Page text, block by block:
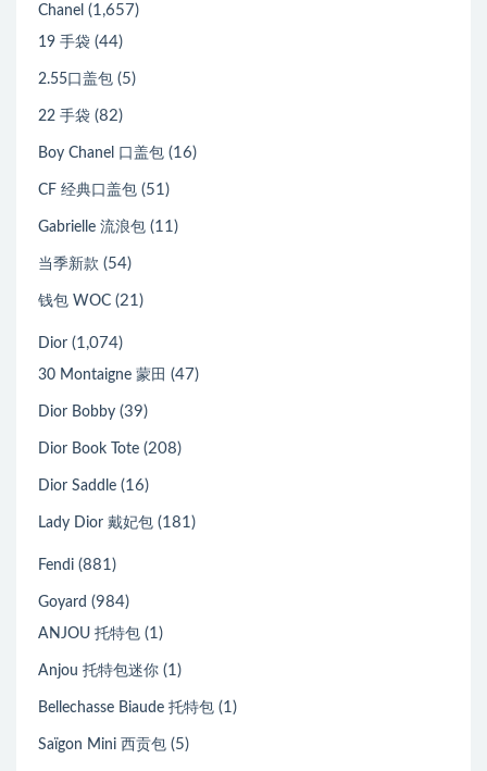
Chanel (1,657)
19 手袋 (44)
2.55口盖包 (5)
22 手袋 (82)
Boy Chanel 口盖包 (16)
CF 经典口盖包 (51)
Gabrielle 流浪包 (11)
当季新款 (54)
钱包 WOC (21)
Dior (1,074)
30 Montaigne 蒙田 (47)
Dior Bobby (39)
Dior Book Tote (208)
Dior Saddle (16)
Lady Dior 戴妃包 (181)
Fendi (881)
Goyard (984)
ANJOU 托特包 (1)
Anjou 托特包迷你 (1)
Bellechasse Biaude 托特包 (1)
Saïgon Mini 西贡包 (5)